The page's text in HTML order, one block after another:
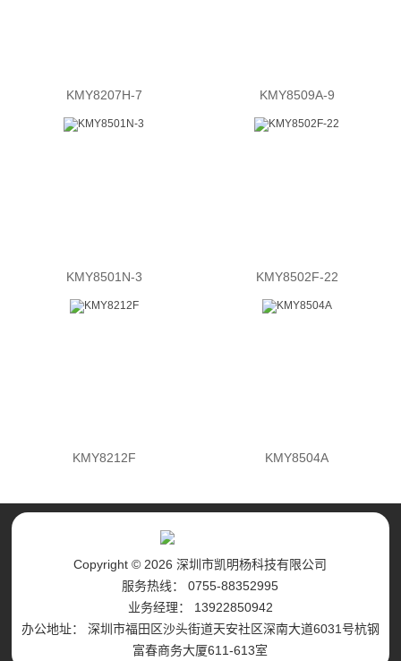
KMY8207H-7 KMY8509A-9
KMY8501N-3 KMY8502F-22
KMY8212F KMY8504A
Copyright © 2026 深圳市凯明杨科技有限公司
服务热线： 0755-88352995
业务经理： 13922850942
办公地址： 深圳市福田区沙头街道天安社区深南大道6031号杭钢
富春商务大厦611-613室